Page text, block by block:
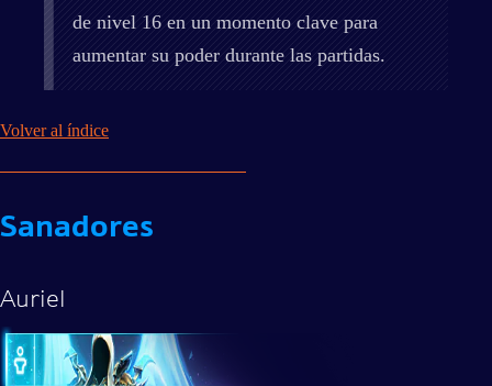
de nivel 16 en un momento clave para
aumentar su poder durante las partidas.
Volver al índice
Sanadores
Auriel